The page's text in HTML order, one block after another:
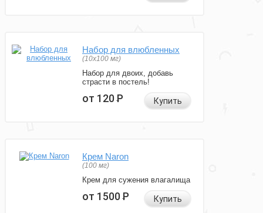
Набор для влюбленных
(10х100 мг)
Набор для двоих, добавь
страсти в постель!
от 120Р Купить
Крем Naron
(100 мг)
Крем для сужения влагалища
от 1500Р Купить